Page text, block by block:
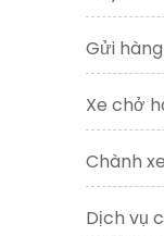
Gửi
Xe chở
Chành
Dịch vụ